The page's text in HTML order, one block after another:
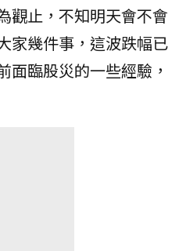
觀止，不知明天會不會
家幾件事，這波跌幅已
面臨股災的一些經驗，